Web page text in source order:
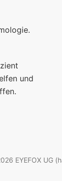
und
EYEFOX UG